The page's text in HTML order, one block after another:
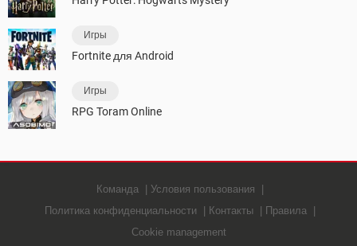
Игры
Fortnite для Android
Игры
RPG Toram Online
Команда
Условия пользования
Политика конфиденциальности
Контакты
Правила
Cookie management